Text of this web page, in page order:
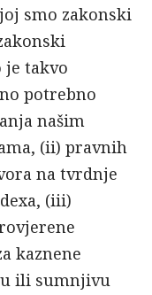
smo zakonski
je takvo
potrebno
našim
(ii) pravnih
na tvrdnje
(iii)
kaznene
ili sumnjivu